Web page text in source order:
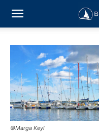
©Marga Keyl